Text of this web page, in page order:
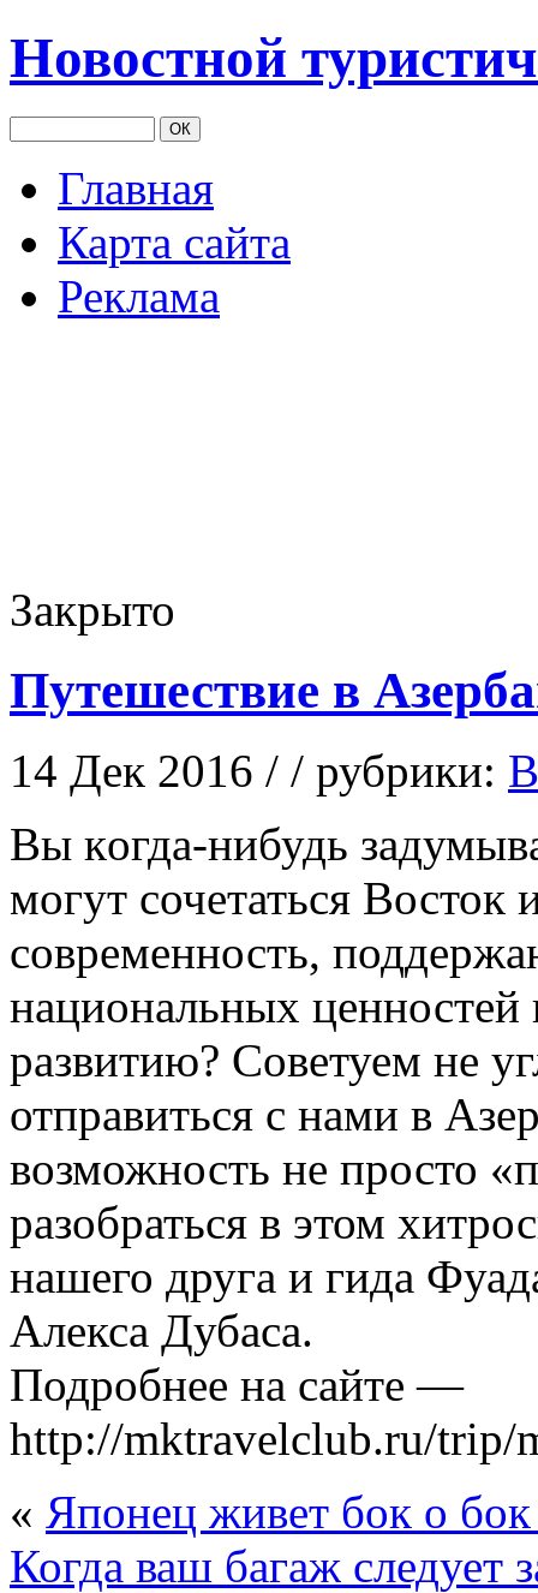
Новостной
Главная
Карта сайта
Реклама
Закрыто
Путешествие в
14 Дек 2016 / / рубрики:
Вы кoгдa-нибудь
могут сочетаться Восток
современность,
национальных ценностей
развитию? Советуем не
отправиться с нами в
возможность не просто
разобраться в этом
нашего друга и гида
Алекса Дубаса.
Подробнее на сайте —
http://mktravelclub.ru/trip/
« Японец живет бок о бок
Когда ваш багаж следует